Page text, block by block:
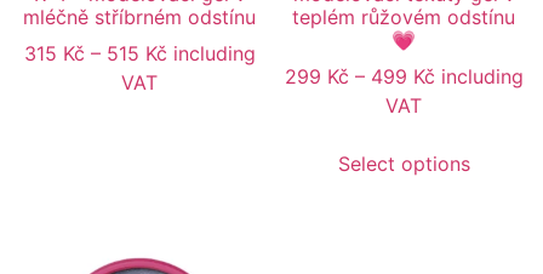
mléčně stříbrném odstínu
315 Kč – 515 Kč including
VAT
teplém růžovém odstínu
💗
299 Kč – 499 Kč including
VAT
Select options